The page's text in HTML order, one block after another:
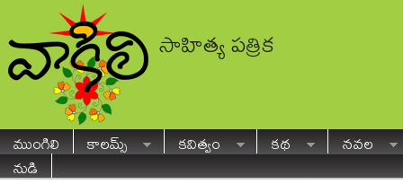
సాహిత్య పత్రిక
ముంగిలి కాలమ్స్ కవిత్వం కథ
నవల
నుడి